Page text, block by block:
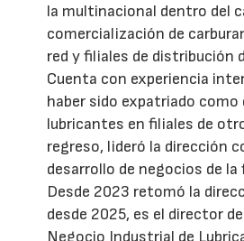
la multinacional dentro del
comercialización de
red y filiales de distribución
Cuenta con experiencia
haber sido expatriado como
lubricantes en filiales de
regreso, lideró la dirección
desarrollo de negocios de la
Desde 2023 retomó la
desde 2025, es el director
Negocio Industrial de